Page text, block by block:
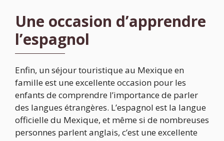
Une occasion d’apprendre
l’espagnol
Enfin, un séjour touristique au Mexique en
famille est une excellente occasion pour les
enfants de comprendre l’importance de parler
des langues étrangères. L’espagnol est la langue
officielle du Mexique, et même si de nombreuses
personnes parlent anglais, c’est une excellente